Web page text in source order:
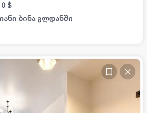
$
ბინა გლდანში